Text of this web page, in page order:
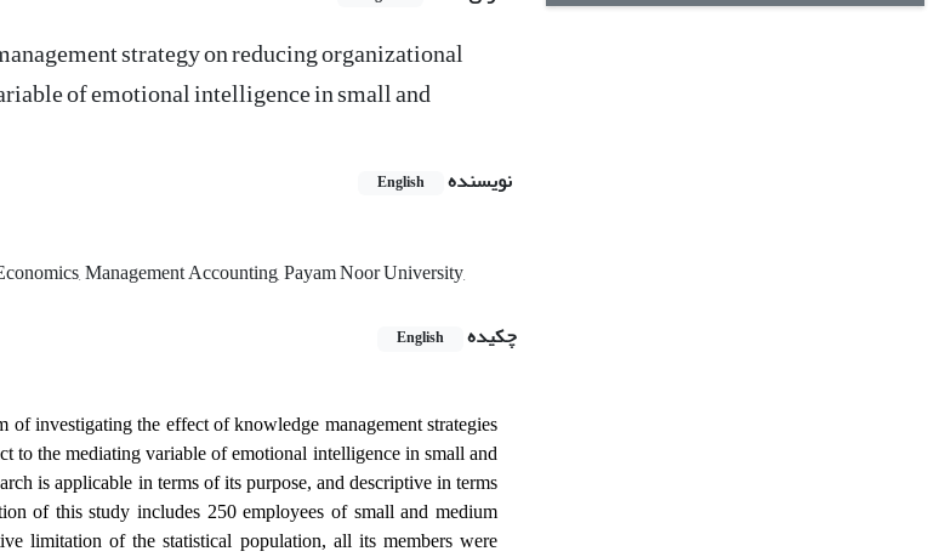
strategy on reducing organizational
of emotional intelligence in small and
نویسنده English
Management Accounting, Payam Noor University,
چکیده
English
of investigating the effect of knowledge management strategies
to the mediating variable of emotional intelligence in small and
is applicable in terms of its purpose, and descriptive in terms
of this study includes 250 employees of small and medium
limitation of the statistical population, all its members were